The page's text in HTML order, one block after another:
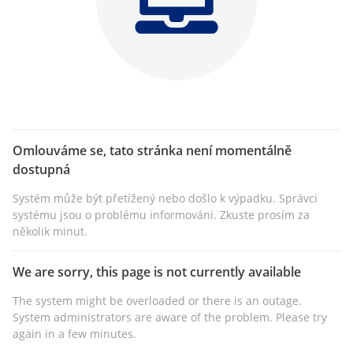
Omlouváme se, tato stránka není momentálně
dostupná
Systém může být přetížený nebo došlo k výpadku. Správci
systému jsou o problému informováni. Zkuste prosím za
několik minut.
We are sorry, this page is not currently available
The system might be overloaded or there is an outage.
System administrators are aware of the problem. Please try
again in a few minutes.